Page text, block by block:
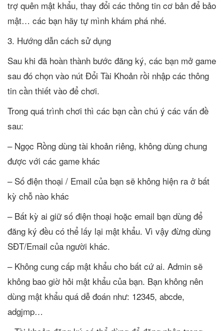
trợ quên mật khẩu, thay đổi các thông tin cơ bản để bảo
mật… các bạn hãy tự mình khám phá nhé.
3. Hướng dẫn cách sử dụng
Sau khi đã hoàn thành bước đăng ký, các bạn mở game
sau đó chọn vào nút Đổi Tài Khoản rồi nhập các thông
tin cần thiết vào để chơi.
Trong quá trình chơi thì các bạn cần chú ý các vấn đề
sau:
– Ngọc Rồng dùng tài khoản riêng, không dùng chung
được với các game khác
– Số điện thoại / Email của bạn sẽ không hiện ra ở bất
kỳ chỗ nào khác
– Bất kỳ ai giữ số điện thoại hoặc email bạn dùng để
đăng ký đều có thể lấy lại mật khẩu. Vì vậy đừng dùng
SĐT/Email của người khác.
– Không cung cấp mật khẩu cho bất cứ ai. Admin sẽ
không bao giờ hỏi mật khẩu của bạn. Bạn không nên
dùng mật khẩu quá dễ đoán như: 12345, abcde,
adgjmp…